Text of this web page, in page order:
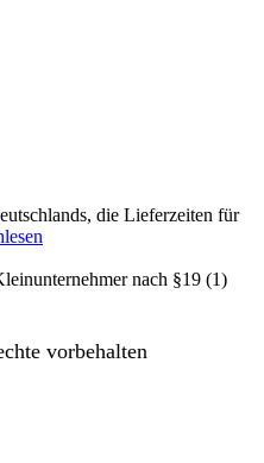
die Lieferzeiten für
nach §19 (1)
vorbehalten